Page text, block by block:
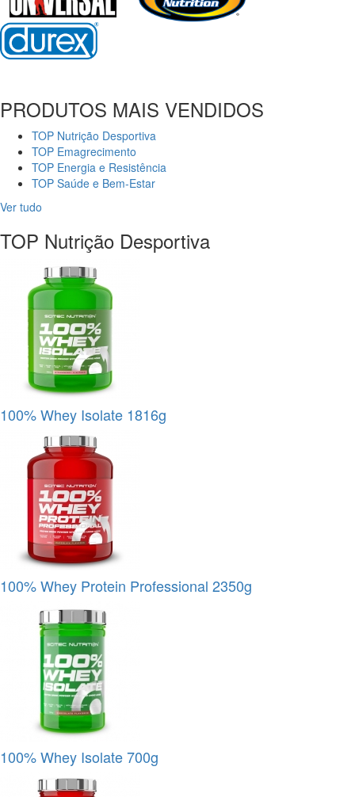
PRODUTOS MAIS VENDIDOS
TOP Nutrição Desportiva
TOP Emagrecimento
TOP Energia e Resistência
TOP Saúde e Bem-Estar
Ver tudo
TOP Nutrição Desportiva
100% Whey Isolate 1816g
100% Whey Protein Professional 2350g
100% Whey Isolate 700g